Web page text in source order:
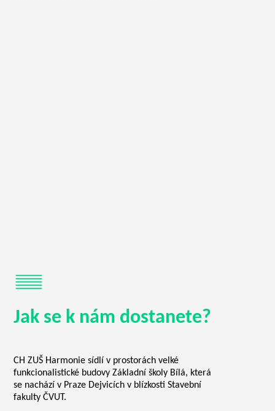
Jak se k nám dostanete?
CH ZUŠ Harmonie sídlí v prostorách velké
funkcionalistické budovy Základní školy Bílá, která
se nachází v Praze Dejvicích v blízkosti Stavební
fakulty ČVUT.